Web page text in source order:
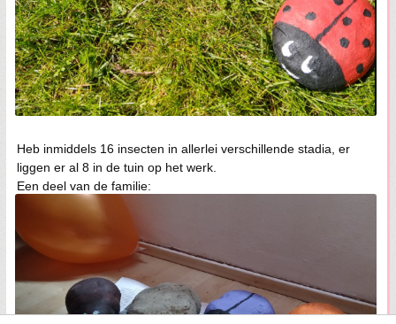
Heb inmiddels 16 insecten in allerlei verschillende stadia, er
liggen er al 8 in de tuin op het werk.
Een deel van de familie: